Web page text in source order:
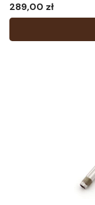
Cena
289,00 zł